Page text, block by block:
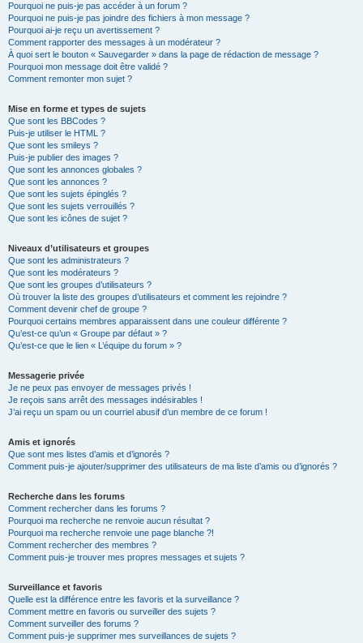
Pourquoi ne puis-je pas accéder à un forum ?
Pourquoi ne puis-je pas joindre des fichiers à mon message ?
Pourquoi ai-je reçu un avertissement ?
Comment rapporter des messages à un modérateur ?
À quoi sert le bouton « Sauvegarder » dans la page de rédaction de message ?
Pourquoi mon message doit être validé ?
Comment remonter mon sujet ?
Mise en forme et types de sujets
Que sont les BBCodes ?
Puis-je utiliser le HTML ?
Que sont les smileys ?
Puis-je publier des images ?
Que sont les annonces globales ?
Que sont les annonces ?
Que sont les sujets épinglés ?
Que sont les sujets verrouillés ?
Que sont les icônes de sujet ?
Niveaux d’utilisateurs et groupes
Que sont les administrateurs ?
Que sont les modérateurs ?
Que sont les groupes d’utilisateurs ?
Où trouver la liste des groupes d’utilisateurs et comment les rejoindre ?
Comment devenir chef de groupe ?
Pourquoi certains membres apparaissent dans une couleur différente ?
Qu’est-ce qu’un « Groupe par défaut » ?
Qu’est-ce que le lien « L’équipe du forum » ?
Messagerie privée
Je ne peux pas envoyer de messages privés !
Je reçois sans arrêt des messages indésirables !
J’ai reçu un spam ou un courriel abusif d’un membre de ce forum !
Amis et ignorés
Que sont mes listes d’amis et d’ignorés ?
Comment puis-je ajouter/supprimer des utilisateurs de ma liste d’amis ou d’ignorés ?
Recherche dans les forums
Comment rechercher dans les forums ?
Pourquoi ma recherche ne renvoie aucun résultat ?
Pourquoi ma recherche renvoie une page blanche ?!
Comment rechercher des membres ?
Comment puis-je trouver mes propres messages et sujets ?
Surveillance et favoris
Quelle est la différence entre les favoris et la surveillance ?
Comment mettre en favoris ou surveiller des sujets ?
Comment surveiller des forums ?
Comment puis-je supprimer mes surveillances de sujets ?